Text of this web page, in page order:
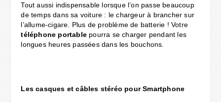
Tout aussi indispensable lorsque l’on passe beaucoup
de temps dans sa voiture : le chargeur à brancher sur
l’allume-cigare. Plus de problème de batterie ! Votre
téléphone portable pourra se charger pendant les
longues heures passées dans les bouchons.
Les casques et câbles stéréo pour Smartphone